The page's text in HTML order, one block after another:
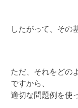
したがって、その
ただ、それをどの
ですから、
適切な問題例を使